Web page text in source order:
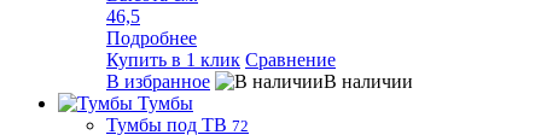
46,5
Подробнее
Купить в 1 клик Сравнение
В избранное
В наличии
Тумбы
Тумбы под ТВ 72